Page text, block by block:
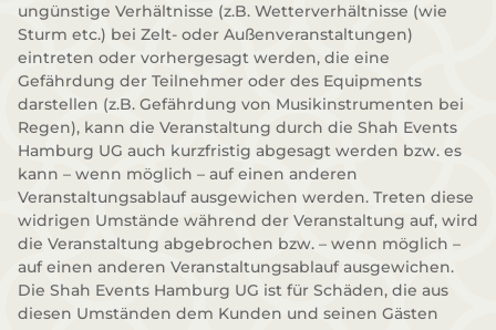
ungünstige Verhältnisse (z.B. Wetterverhältnisse (wie
Sturm etc.) bei Zelt- oder Außenveranstaltungen)
eintreten oder vorhergesagt werden, die eine
Gefährdung der Teilnehmer oder des Equipments
darstellen (z.B. Gefährdung von Musikinstrumenten bei
Regen), kann die Veranstaltung durch die Shah Events
Hamburg UG auch kurzfristig abgesagt werden bzw. es
kann – wenn möglich – auf einen anderen
Veranstaltungsablauf ausgewichen werden. Treten diese
widrigen Umstände während der Veranstaltung auf, wird
die Veranstaltung abgebrochen bzw. – wenn möglich –
auf einen anderen Veranstaltungsablauf ausgewichen.
Die Shah Events Hamburg UG ist für Schäden, die aus
diesen Umständen dem Kunden und seinen Gästen